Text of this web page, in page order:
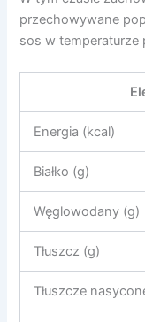
przechowywane
sos w temperaturze
Energia (kcal)
Białko (g)
Węglowodany (g)
Tłuszcz (g)
Tłuszcze